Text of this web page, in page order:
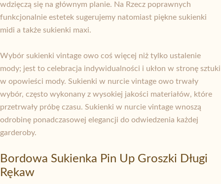
wdzięczą się na głównym planie. Na Rzecz poprawnych
funkcjonalnie estetek sugerujemy natomiast piękne sukienki
midi a także sukienki maxi.
Wybór sukienki vintage owo coś więcej niż tylko ustalenie
mody; jest to celebracja indywidualności i ukłon w stronę sztuki
w opowieści mody. Sukienki w nurcie vintage owo trwały
wybór, często wykonany z wysokiej jakości materiałów, które
przetrwały próbę czasu. Sukienki w nurcie vintage wnoszą
odrobinę ponadczasowej elegancji do odwiedzenia każdej
garderoby.
Bordowa Sukienka Pin Up Groszki Długi
Rękaw